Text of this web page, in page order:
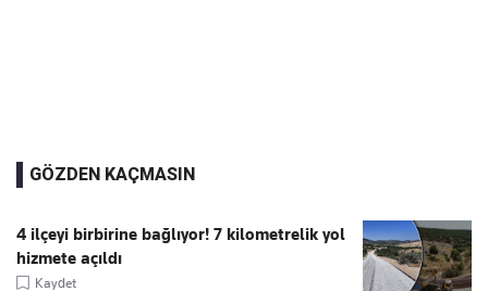
GÖZDEN KAÇMASIN
4 ilçeyi birbirine bağlıyor! 7 kilometrelik yol
hizmete açıldı
Kaydet